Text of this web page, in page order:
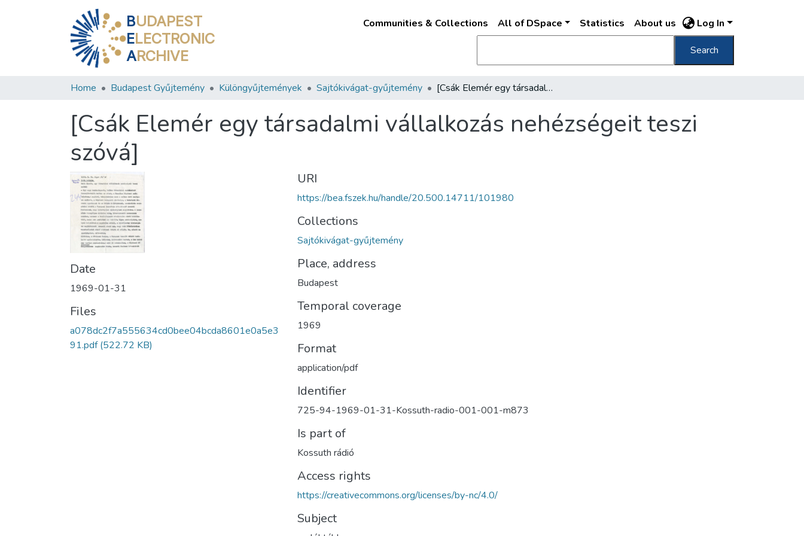
BUDAPEST
ELECTRONIC
ARCHIVE
Communities & Collections All of DSpace Statistics About us Log In
Search
Home Budapest Gyűjtemény Különgyűjtemények Sajtókivágat-gyűjtemény [Csák Elemér egy társadalmi vállalkozás nehézségeit teszi szóvá]
[Csák Elemér egy társadalmi vállalkozás nehézségeit teszi
szóvá]
Date
1969-01-31
Files
a078dc2f7a555634cd0bee04bcda8601e0a5e3
91.pdf(522.72 KB)
URI
https://bea.fszek.hu/handle/20.500.14711/101980
Collections
Sajtókivágat-gyűjtemény
Place, address
Budapest
Temporal coverage
1969
Format
application/pdf
Identifier
725-94-1969-01-31-Kossuth-radio-001-001-m873
Is part of
Kossuth rádió
Access rights
https://creativecommons.org/licenses/by-nc/4.0/
Subject